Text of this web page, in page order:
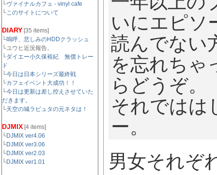
└ヴァイナルカフェ - vinyl cafe
└このサイトについて
DIARY [35 items]
└嗚呼、悲しみのHDDクラッシュ
└ユウヒ近況報告。
└ダイエー小久保裕紀 無償トレー
ド
└今日は日本シリーズ最終戦
└カフェイベント大成功！！
└今日は更新は差し控えさせていた
だきます。
└天空の城ラピュタの元ネタは！
DJMIX [4 items]
└DJMIX ver4.06
└DJMIX ver3.06
└DJMIX ver2.03
└DJMIX ver1.01
いにエピソ
読んでない
を忘れちゃ
らどうぞ。
それではは
ー。
男女それぞ